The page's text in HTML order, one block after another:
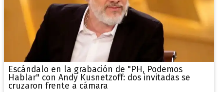
Escándalo en la grabación de "PH, Podemos
Hablar" con Andy Kusnetzoff: dos invitadas se
cruzaron frente a cámara